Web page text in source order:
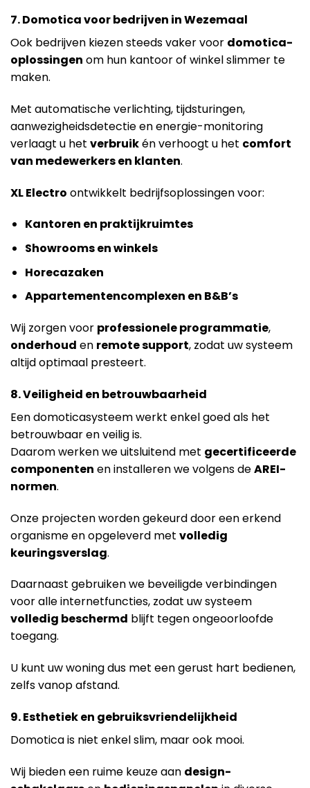
7. Domotica voor bedrijven in Wezemaal
Ook bedrijven kiezen steeds vaker voor domotica-
oplossingen om hun kantoor of winkel slimmer te
maken.
Met automatische verlichting, tijdsturingen,
aanwezigheidsdetectie en energie-monitoring
verlaagt u het verbruikén verhoogt u het comfort
van medewerkers en klanten.
XL Electro ontwikkelt bedrijfsoplossingen voor:
Kantoren en praktijkruimtes
Showrooms en winkels
Horecazaken
Appartementencomplexen en B&B’s
Wij zorgen voor professionele programmatie,
onderhoud en remote support, zodat uw systeem
altijd optimaal presteert.
8. Veiligheid en betrouwbaarheid
Een domoticasysteem werkt enkel goed als het
betrouwbaar en veilig is.
Daarom werken we uitsluitend met gecertificeerde
componenten en installeren we volgens deAREI-
normen.
Onze projecten worden gekeurd door een erkend
organisme en opgeleverd met volledig
keuringsverslag.
Daarnaast gebruiken we beveiligde verbindingen
voor alle internetfuncties, zodat uw systeem
volledig beschermd blijft tegen ongeoorloofde
toegang.
U kunt uw woning dus met een gerust hart bedienen,
zelfs vanop afstand.
9. Esthetiek en gebruiksvriendelijkheid
Domotica is niet enkel slim, maar ook mooi.
Wij bieden een ruime keuze aan design-